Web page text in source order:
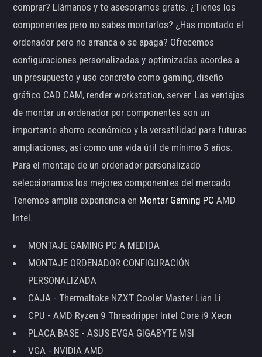
comprar? Llámanos y te asesoramos gratis. ¿Tienes los
componentes pero no sabes montarlos? ¿Has montado el
ordenador pero no arranca o se apaga? Ofrecemos
configuraciones personalizadas y optimizadas acordes a
un presupuesto y uso concreto como gaming, diseño
gráfico CAD CAM, render workstation, server. Las ventajas
de montar un ordenador por componentes son un
importante ahorro económico y la versatilidad para futuras
ampliaciones, así como una vida útil de mínimo 5 años.
Para el montaje de un ordenador personalizado
seleccionamos los mejores componentes del mercado.
Tenemos amplia experiencia en Montar Gaming PC AMD
Intel.
MONTAJE GAMING PC A MEDIDA
MONTAJE ORDENADOR CONFIGURACIÓN
PERSONALIZADA
CAJA - Thermaltake NZXT Cooler Master Lian Li
CPU - AMD Ryzen 9 Threadripper Intel Core i9 Xeon
PLACA BASE - ASUS EVGA GIGABYTE MSI
VGA - NVIDIA AMD